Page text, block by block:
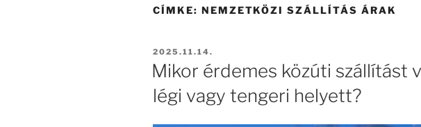
CÍMKE: NEMZETKÖZI SZÁLLÍTÁS ÁRAK
BEKÜLDVE:
2025.11.14.
Mikor érdemes közúti szállítást
légi vagy tengeri helyett?